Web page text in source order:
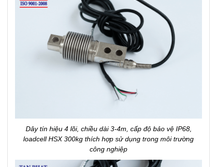
Dây tín hiệu 4 lõi, chiều dài 3-4m, cấp độ bảo vệ IP68,
loadcell HSX 300kg thích hợp sử dụng trong môi trường
công nghiệp